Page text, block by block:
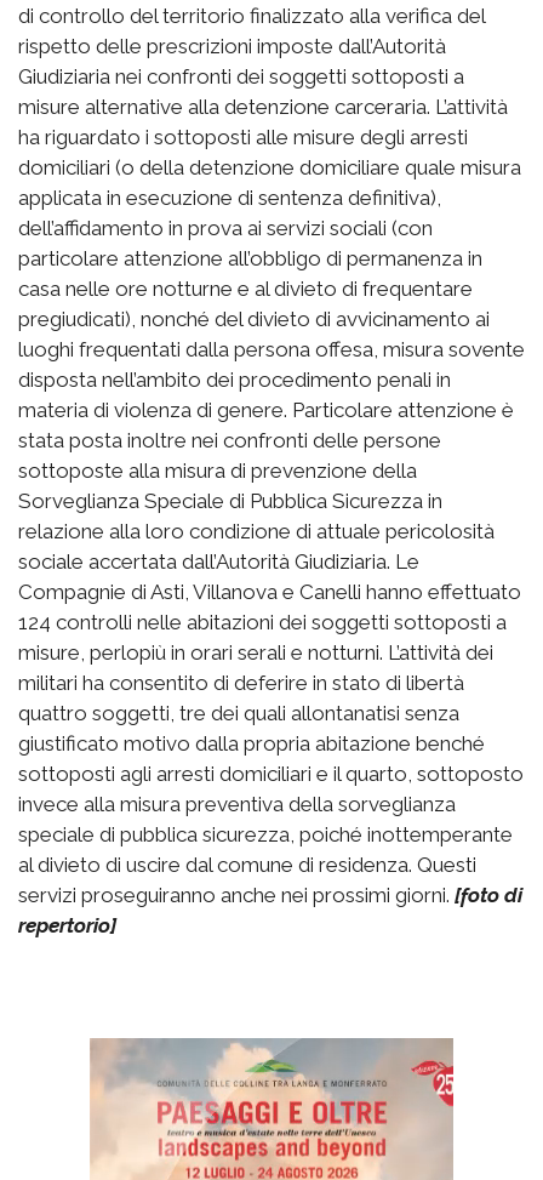
di controllo del territorio finalizzato alla verifica del
rispetto delle prescrizioni imposte dall’Autorità
Giudiziaria nei confronti dei soggetti sottoposti a
misure alternative alla detenzione carceraria. L’attività
ha riguardato i sottoposti alle misure degli arresti
domiciliari (o della detenzione domiciliare quale misura
applicata in esecuzione di sentenza definitiva),
dell’affidamento in prova ai servizi sociali (con
particolare attenzione all’obbligo di permanenza in
casa nelle ore notturne e al divieto di frequentare
pregiudicati), nonché del divieto di avvicinamento ai
luoghi frequentati dalla persona offesa, misura sovente
disposta nell’ambito dei procedimento penali in
materia di violenza di genere. Particolare attenzione è
stata posta inoltre nei confronti delle persone
sottoposte alla misura di prevenzione della
Sorveglianza Speciale di Pubblica Sicurezza in
relazione alla loro condizione di attuale pericolosità
sociale accertata dall’Autorità Giudiziaria. Le
Compagnie di Asti, Villanova e Canelli hanno effettuato
124 controlli nelle abitazioni dei soggetti sottoposti a
misure, perlopiù in orari serali e notturni. L’attività dei
militari ha consentito di deferire in stato di libertà
quattro soggetti, tre dei quali allontanatisi senza
giustificato motivo dalla propria abitazione benché
sottoposti agli arresti domiciliari e il quarto, sottoposto
invece alla misura preventiva della sorveglianza
speciale di pubblica sicurezza, poiché inottemperante
al divieto di uscire dal comune di residenza. Questi
servizi proseguiranno anche nei prossimi giorni. [foto di
repertorio]